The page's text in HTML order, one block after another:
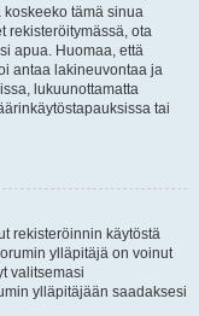
tämä sinua
rekisteröitymässä, ota
apua. Huomaa, että
antaa lakineuvontaa ja
lukuunottamatta
tai
rekisteröinnin käytöstä
ylläpitäjä on voinut
valitsemasi
ylläpitäjään saadaksesi